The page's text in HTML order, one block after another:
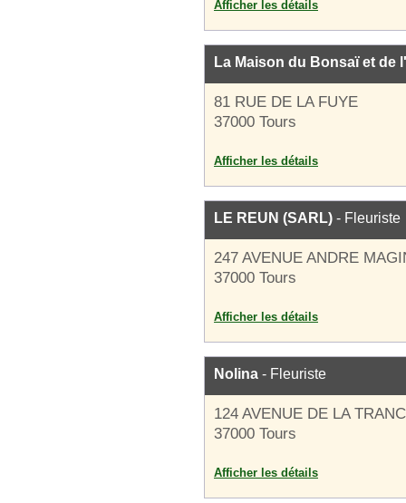
Afficher les détails
La Maison du Bonsaï et de
81 RUE DE LA FUYE
37000 Tours
Afficher les détails
LE REUN (SARL) - Fleuriste
247 AVENUE ANDRE
37000 Tours
Afficher les détails
Nolina - Fleuriste
124 AVENUE DE LA
37000 Tours
Afficher les détails